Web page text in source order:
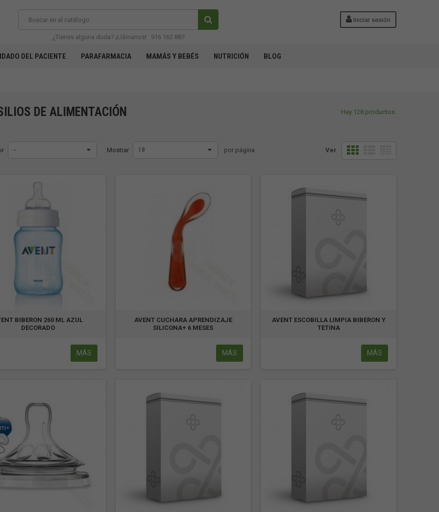
Iniciar sesión
¿Tienes alguna duda? ¡Llámanos! 916 162 887
DEL PACIENTE PARAFARMACIA MAMÁS Y BEBÉS NUTRICIÓN BLOG
DE ALIMENTACIÓN Hay 128 productos.
Ver
-- Mostrar 18 por página
BIBERON 260 ML AZUL
DECORADO
MÁS
AVENT CUCHARA APRENDIZAJE
SILICONA+ 6 MESES
MÁS
AVENT ESCOBILLA LIMPIA BIBERON Y
TETINA
MÁS